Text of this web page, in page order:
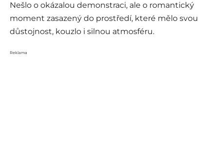
Nešlo o okázalou demonstraci, ale o romantický
moment zasazený do prostředí, které mělo svou
důstojnost, kouzlo i silnou atmosféru.
Reklama